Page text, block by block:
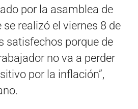
por la asamblea de
realizó el viernes 8 de
satisfechos porque de
no va a perder
por la inflación”,